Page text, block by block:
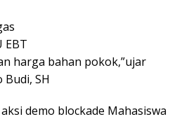
EBT
harga bahan pokok,”ujar
SH
demo blockade Mahasiswa